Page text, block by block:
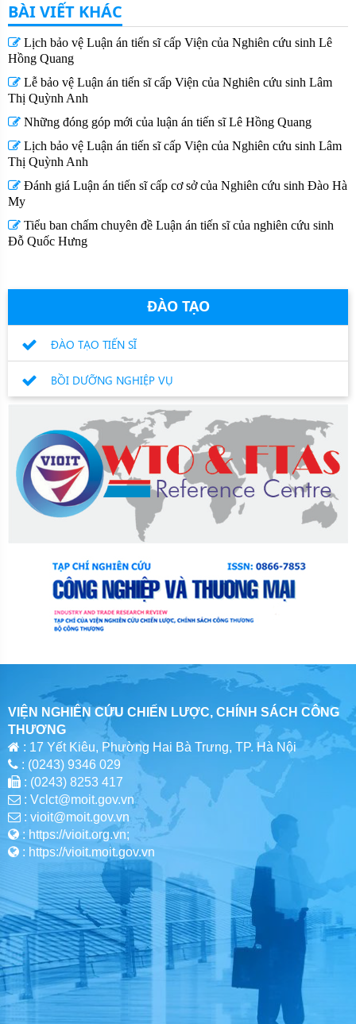
BÀI VIẾT KHÁC
Lịch bảo vệ Luận án tiến sĩ cấp Viện của Nghiên cứu sinh Lê
Hồng Quang
Lễ bảo vệ Luận án tiến sĩ cấp Viện của Nghiên cứu sinh Lâm
Thị Quỳnh Anh
Những đóng góp mới của luận án tiến sĩ Lê Hồng Quang
Lịch bảo vệ Luận án tiến sĩ cấp Viện của Nghiên cứu sinh Lâm
Thị Quỳnh Anh
Đánh giá Luận án tiến sĩ cấp cơ sở của Nghiên cứu sinh Đào Hà
My
Tiểu ban chấm chuyên đề Luận án tiến sĩ của nghiên cứu sinh
Đỗ Quốc Hưng
ĐÀO TẠO
ĐÀO TẠO TIẾN SĨ
BỒI DƯỠNG NGHIỆP VỤ
VIỆN NGHIÊN CỨU CHIẾN LƯỢC, CHÍNH SÁCH CÔNG
THƯƠNG
: 17 Yết Kiêu, Phường Hai Bà Trưng, TP. Hà Nội
: (0243) 9346 029
: (0243) 8253 417
: Vclct@moit.gov.vn
: vioit@moit.gov.vn
: https://vioit.org.vn;
: https://vioit.moit.gov.vn